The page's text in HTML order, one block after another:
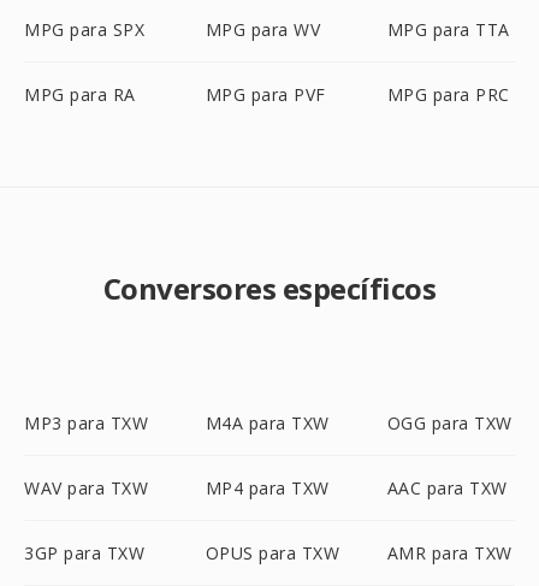
MPG para SPX MPG para WV MPG para TTA
MPG para RA MPG para PVF MPG para PRC
Conversores específicos
MP3 para TXW M4A para TXW OGG para TXW
WAV para TXW MP4 para TXW AAC para TXW
3GP para TXW OPUS para TXW AMR para TXW